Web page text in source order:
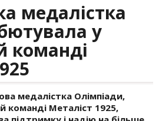
медалістка
у
команді
медалістка Олімпіади,
команді Металіст 1925,